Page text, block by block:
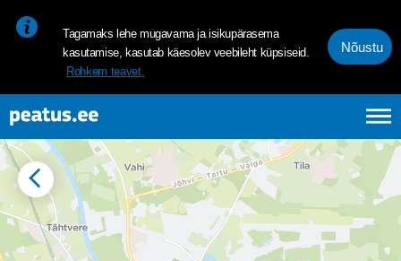
Tagamaks lehe mugavama ja isikupärasema
kasutamise, kasutab käesolev veebileht küpsiseid.
Rohkem teavet.
Nõustu